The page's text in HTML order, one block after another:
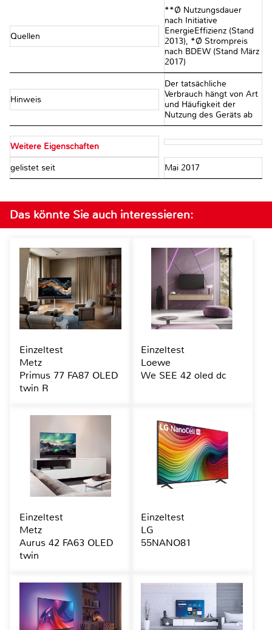
Quellen
**Ø Nutzungsdauer
nach Initiative
EnergieEffizienz (Stand
2013), *Ø Strompreis
nach BDEW (Stand März
2017)
Hinweis
Der tatsächliche
Verbrauch hängt von Art
und Häufigkeit der
Nutzung des Geräts ab
Weitere Eigenschaften
gelistet seit Mai 2017
Das könnte Sie auch interessieren:
Einzeltest
Metz
Primus 77 FA87 OLED
twin R
Einzeltest
Loewe
We SEE 42 oled dc
Einzeltest
Metz
Aurus 42 FA63 OLED
twin
Einzeltest
LG
55NANO81